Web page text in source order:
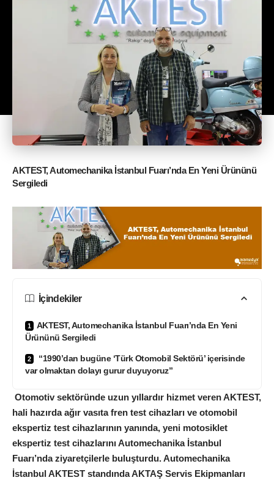
AKTEST, Automechanika İstanbul Fuarı’nda En Yeni Ürününü
Sergiledi
İçindekiler
AKTEST, Automechanika İstanbul Fuarı’nda En Yeni
Ürününü Sergiledi
“1990’dan bugüne ‘Türk Otomobil Sektörü’ içerisinde
var olmaktan dolayı gurur duyuyoruz”
Otomotiv sektöründe uzun yıllardır hizmet veren AKTEST,
hali hazırda ağır vasıta fren test cihazları ve otomobil
ekspertiz test cihazlarının yanında, yeni motosiklet
ekspertiz test cihazlarını Automechanika İstanbul
Fuarı’nda ziyaretçilerle buluşturdu. Automechanika
İstanbul AKTEST standında AKTAŞ Servis Ekipmanları